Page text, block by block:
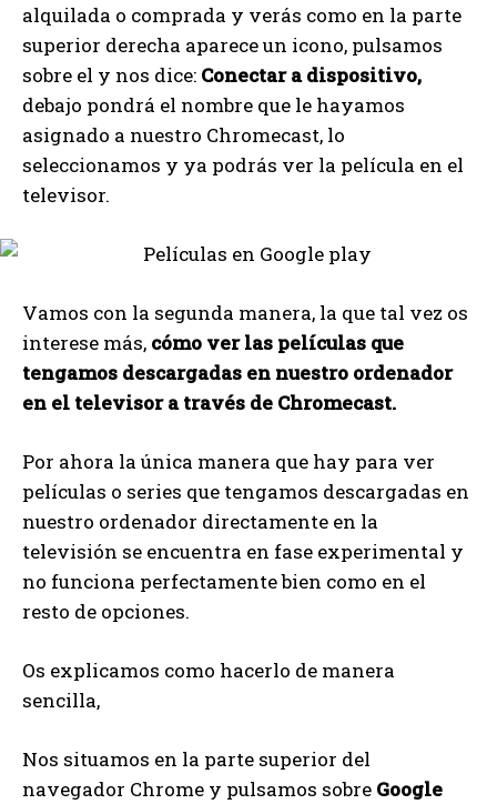
alquilada o comprada y verás como en la parte
superior derecha aparece un icono, pulsamos
sobre el y nos dice: Conectar a dispositivo,
debajo pondrá el nombre que le hayamos
asignado a nuestro Chromecast, lo
seleccionamos y ya podrás ver la película en el
televisor.
Vamos con la segunda manera, la que tal vez os
interese más, cómo ver las películas que
tengamos descargadas en nuestro ordenador
en el televisor a través de Chromecast.
Por ahora la única manera que hay para ver
películas o series que tengamos descargadas en
nuestro ordenador directamente en la
televisión se encuentra en fase experimental y
no funciona perfectamente bien como en el
resto de opciones.
Os explicamos como hacerlo de manera
sencilla,
Nos situamos en la parte superior del
navegador Chrome y pulsamos sobre Google